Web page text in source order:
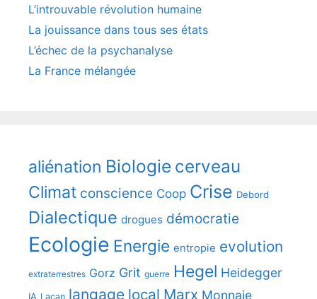
L’introuvable révolution humaine
La jouissance dans tous ses états
L’échec de la psychanalyse
La France mélangée
aliénation Biologie cerveau
Climat conscience Coop Crise Debord
Dialectique drogues démocratie
Ecologie Energie entropie evolution
extraterrestres Gorz Grit guerre Hegel Heidegger
IA Lacan langage local Marx Monnaie